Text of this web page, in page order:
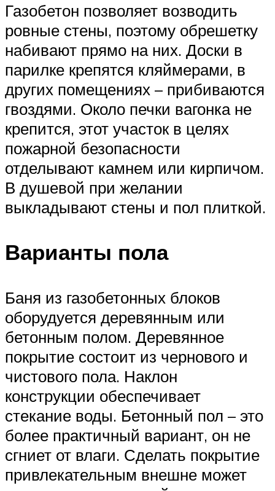
Газобетон позволяет возводить
ровные стены, поэтому обрешетку
набивают прямо на них. Доски в
парилке крепятся кляймерами, в
других помещениях – прибиваются
гвоздями. Около печки вагонка не
крепится, этот участок в целях
пожарной безопасности
отделывают камнем или кирпичом.
В душевой при желании
выкладывают стены и пол плиткой.
Варианты пола
Баня из газобетонных блоков
оборудуется деревянным или
бетонным полом. Деревянное
покрытие состоит из чернового и
чистового пола. Наклон
конструкции обеспечивает
стекание воды. Бетонный пол – это
более практичный вариант, он не
сгниет от влаги. Сделать покрытие
привлекательным внешне может